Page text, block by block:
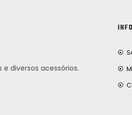
diversos acessórios.